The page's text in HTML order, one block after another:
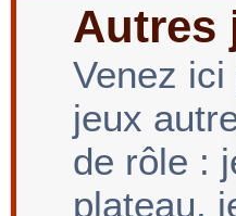
Autres
Venez
jeux
de rôle :
plateau,